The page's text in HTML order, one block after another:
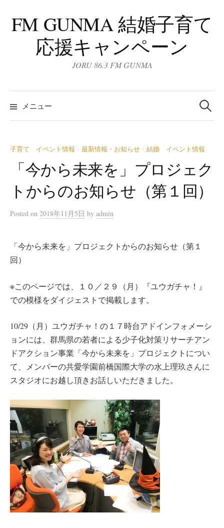
ン
テ
FM GUNMA 結婚子育て
応援キャンペーン
JORU 86.3 FM GUNMA
メニュー
検
索:
子育て イベント情報 / 最新情報・お知らせ / 結婚 イベント情報
「今から未来を」プロジェク
トからのお知らせ（第１回）
Posted on 2018年11月5日 by admin
「今から未来を」プロジェクトからのお知らせ（第１
回）
※このページでは、１０／２９（月）『ユウガチャ！』
での模様をダイジェストで掲載します。
10/29（月）ユウガチャ！の１７時台アドインフォメーシ
ョンには、群馬県の若者による少子化対策リサーチアン
ドアクション事業「今から未来を」プロジェクトについ
て、メンバーの共愛学園前橋国際大学の水上理玖さんに
スタジオにお越し頂きお話しいただきました。